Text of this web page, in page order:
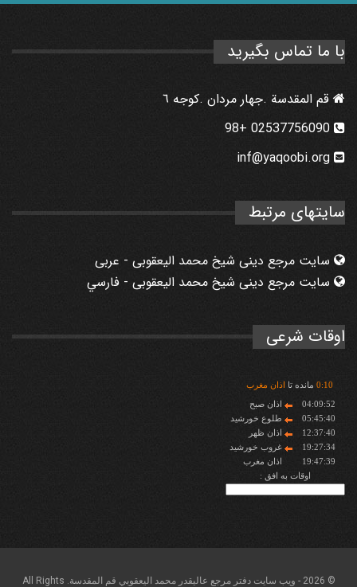
با ما تماس بگیرید
قم المقدسة .جهار مردان .كوجه ٦
inf@yaqoobi.org
سایتهای مرتبط
سایت مرجع دینی شیخ محمد الیعقوبی - عربی
سایت مرجع دینی شیخ محمد الیعقوبی - فارسي
اوقات شرعی
0:10 مانده تا اذان مغرب
04:09:52
اذان صبح
05:45:40
طلوع خورشید
12:37:40
اذان ظهر
19:27:34
غروب خورشید
19:47:39
اذان مغرب
اوقات به افق :
© 2026 - ويب سايت دفتر مرجع عاليقدر محمد اليعقوبي قم المقدسة. All Rights